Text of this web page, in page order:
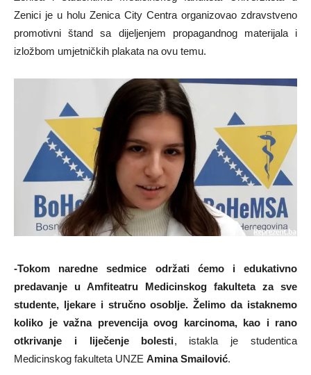
Zenici je u holu Zenica City Centra organizovao zdravstveno
promotivni štand sa dijeljenjem propagandnog materijala i
izložbom umjetničkih plakata na ovu temu.
-Tokom naredne sedmice održati ćemo i edukativno
predavanje u Amfiteatru Medicinskog fakulteta za sve
studente, ljekare i stručno osoblje. Želimo da istaknemo
koliko je važna prevencija ovog karcinoma, kao i rano
otkrivanje i liječenje bolesti, istakla je studentica
Medicinskog fakulteta UNZE Amina Smailović.